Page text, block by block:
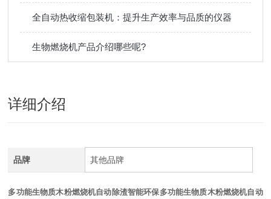
全自动热收缩包装机：提升生产效率与品质的仪器
生物燃烧机产品介绍哪些呢?
详细介绍
品牌 其他品牌
多功能生物质木粉燃烧机自动除渣智能环保多功能生物质木粉燃烧机自动